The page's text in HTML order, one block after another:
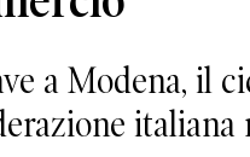
a Modena, il